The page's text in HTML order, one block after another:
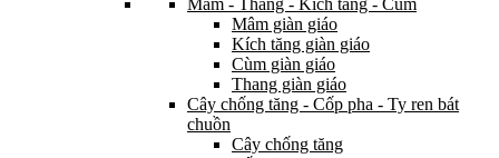
Mâm - Thang - Kích tăng - Cùm
Mâm giàn giáo
Kích tăng giàn giáo
Cùm giàn giáo
Thang giàn giáo
Cây chống tăng - Cốp pha - Ty ren bát
chuồn
Cây chống tăng